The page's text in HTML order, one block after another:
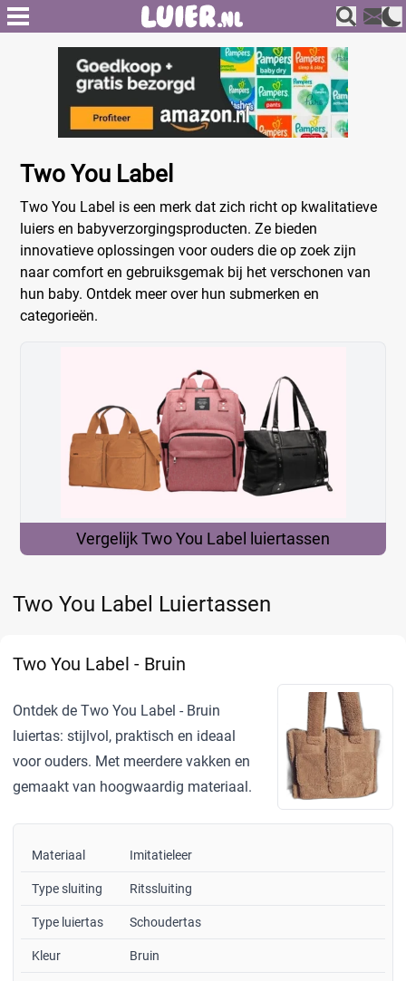
Two You Label
Two You Label is een merk dat zich richt op kwalitatieve
luiers en babyverzorgingsproducten. Ze bieden
innovatieve oplossingen voor ouders die op zoek zijn
naar comfort en gebruiksgemak bij het verschonen van
hun baby. Ontdek meer over hun submerken en
categorieën.
Vergelijk Two You Label luiertassen
Two You Label Luiertassen
Two You Label - Bruin
Ontdek de Two You Label - Bruin
luiertas: stijlvol, praktisch en ideaal
voor ouders. Met meerdere vakken en
gemaakt van hoogwaardig materiaal.
Materiaal Imitatieleer
Type sluiting Ritssluiting
Type luiertas Schoudertas
Kleur Bruin